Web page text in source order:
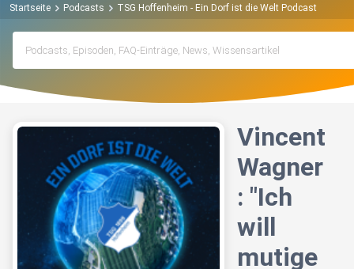
Startseite Podcasts TSG Hoffenheim - Ein Dorf ist die Welt Podcast
Vincent
Wagner
: "Ich
will
mutige